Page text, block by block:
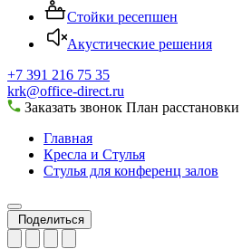
Стойки ресепшен
Акустические решения
+7 391 216 75 35
krk@office-direct.ru
Заказать звонок План расстановки
Главная
Кресла и Стулья
Стулья для конференц залов
Поделиться